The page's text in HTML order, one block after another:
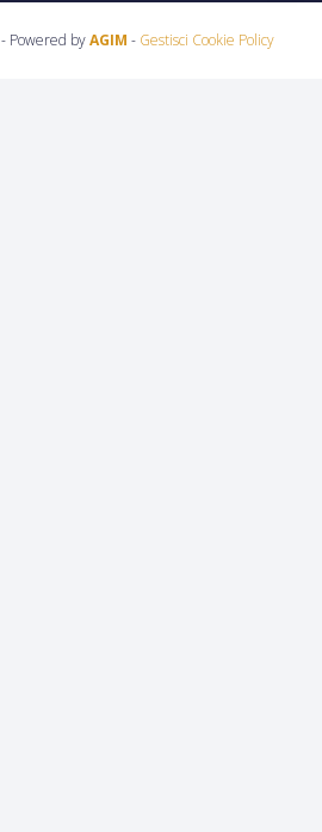
- Powered byAGIM - Gestisci Cookie Policy